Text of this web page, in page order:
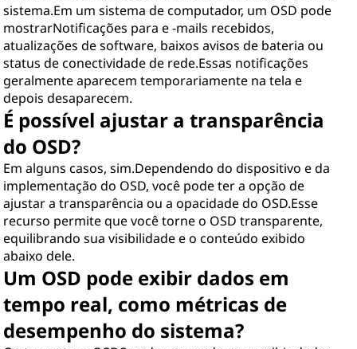
sistema.Em um sistema de computador, um OSD pode
mostrarNotificações para e -mails recebidos,
atualizações de software, baixos avisos de bateria ou
status de conectividade de rede.Essas notificações
geralmente aparecem temporariamente na tela e
depois desaparecem.
É possível ajustar a transparência
do OSD?
Em alguns casos, sim.Dependendo do dispositivo e da
implementação do OSD, você pode ter a opção de
ajustar a transparência ou a opacidade do OSD.Esse
recurso permite que você torne o OSD transparente,
equilibrando sua visibilidade e o conteúdo exibido
abaixo dele.
Um OSD pode exibir dados em
tempo real, como métricas de
desempenho do sistema?